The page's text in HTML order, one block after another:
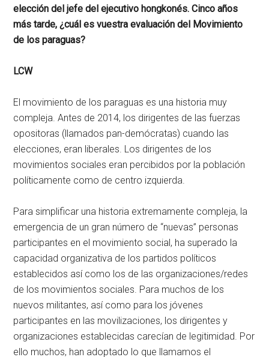
elección del jefe del ejecutivo hongkonés. Cinco años
más tarde, ¿cuál es vuestra evaluación del Movimiento
de los paraguas?
LCW
El movimiento de los paraguas es una historia muy
compleja. Antes de 2014, los dirigentes de las fuerzas
opositoras (llamados pan-demócratas) cuando las
elecciones, eran liberales. Los dirigentes de los
movimientos sociales eran percibidos por la población
políticamente como de centro izquierda.
Para simplificar una historia extremamente compleja, la
emergencia de un gran número de “nuevas” personas
participantes en el movimiento social, ha superado la
capacidad organizativa de los partidos políticos
establecidos así como los de las organizaciones/redes
de los movimientos sociales. Para muchos de los
nuevos militantes, así como para los jóvenes
participantes en las movilizaciones, los dirigentes y
organizaciones establecidas carecían de legitimidad. Por
ello muchos, han adoptado lo que llamamos el